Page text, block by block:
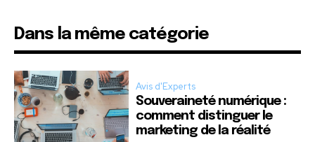
Dans la même catégorie
Avis d'Experts
Souveraineté numérique :
comment distinguer le
marketing de la réalité